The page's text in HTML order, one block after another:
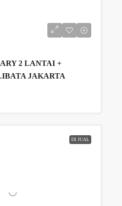
2 LANTAI +
JAKARTA
DI JUAL